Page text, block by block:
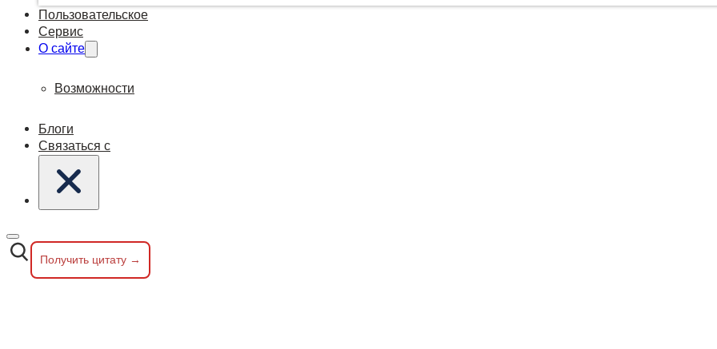
Пользовательское
Сервис
О сайте
Возможности
Блоги
Связаться с
Получить цитату →